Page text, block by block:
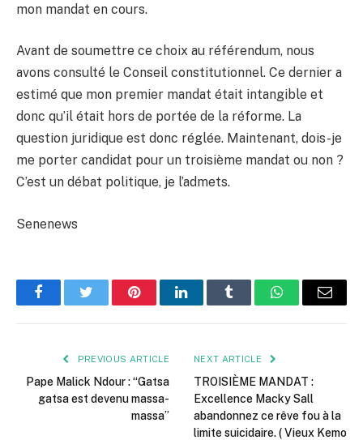
mon mandat en cours.
Avant de soumettre ce choix au référendum, nous
avons consulté le Conseil constitutionnel. Ce dernier a
estimé que mon premier mandat était intangible et
donc qu’il était hors de portée de la réforme. La
question juridique est donc réglée. Maintenant, dois-je
me porter candidat pour un troisième mandat ou non ?
C’est un débat politique, je l’admets.
Senenews
FacebookTwitter PinterestLinkedInTumblr WhatsAppEmail
PREVIOUS ARTICLE
Pape Malick Ndour : “Gatsa
gatsa est devenu massa-
massa”
NEXT ARTICLE
TROISIÈME MANDAT :
Excellence Macky Sall
abandonnez ce rêve fou à la
limite suicidaire. ( Vieux Kemo